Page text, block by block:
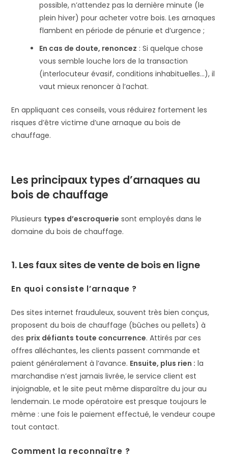
possible, n’attendez pas la dernière minute (le
plein hiver) pour acheter votre bois. Les arnaques
flambent en période de pénurie et d’urgence ;
En cas de doute, renoncez : Si quelque chose
vous semble louche lors de la transaction
(interlocuteur évasif, conditions inhabituelles…), il
vaut mieux renoncer à l’achat.
En appliquant ces conseils, vous réduirez fortement les
risques d’être victime d’une arnaque au bois de
chauffage.
Les principaux types d’arnaques au
bois de chauffage
Plusieurs types d’escroquerie sont employés dans le
domaine du bois de chauffage.
1. Les faux sites de vente de bois en ligne
En quoi consiste l’arnaque ?
Des sites internet frauduleux, souvent très bien conçus,
proposent du bois de chauffage (bûches ou pellets) à
des prix défiants toute concurrence​. Attirés par ces
offres alléchantes, les clients passent commande et
paient généralement à l’avance. Ensuite, plus rien : la
marchandise n’est jamais livrée, le service client est
injoignable, et le site peut même disparaître du jour au
lendemain​. Le mode opératoire est presque toujours le
même : une fois le paiement effectué, le vendeur coupe
tout contact​.
Comment la reconnaître ?